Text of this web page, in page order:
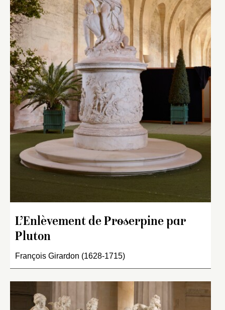
L’Enlèvement de Proserpine par
Pluton
François Girardon (1628-1715)